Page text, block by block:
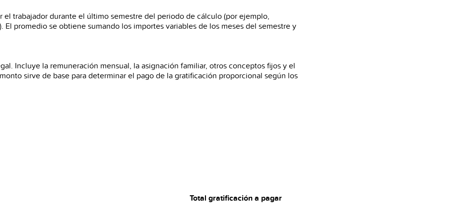
trabajador durante el último semestre del periodo de cálculo (por ejemplo,
El promedio se obtiene sumando los importes variables de los meses del semestre y
Incluye la remuneración mensual, la asignación familiar, otros conceptos fijos y el
sirve de base para determinar el pago de la gratificación proporcional según los
Total gratificación a pagar